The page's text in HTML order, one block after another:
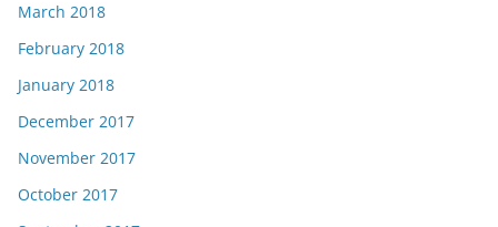
March 2018
February 2018
January 2018
December 2017
November 2017
October 2017